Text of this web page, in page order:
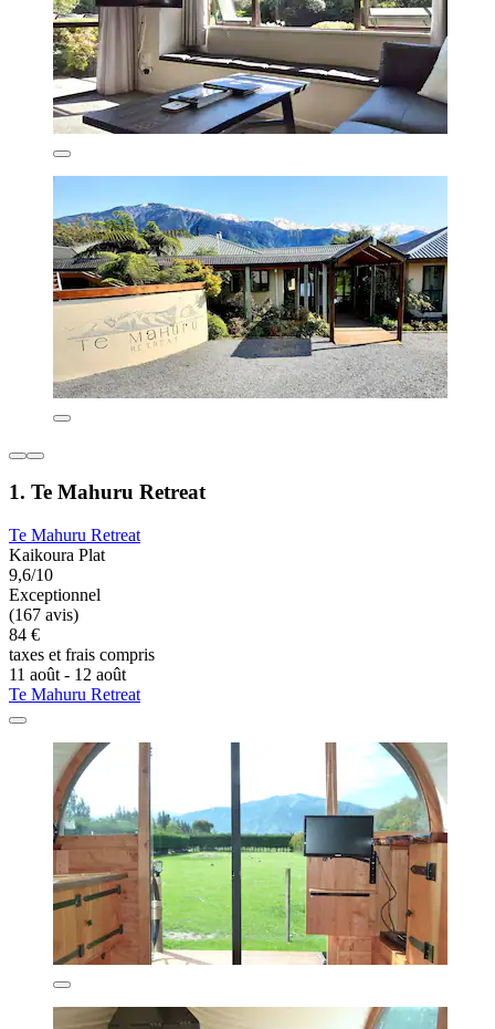
1. Te Mahuru Retreat
Te Mahuru Retreat
Kaikoura Plat
9,6/10
Exceptionnel
(167 avis)
84 €
taxes et frais compris
11 août - 12 août
Te Mahuru Retreat